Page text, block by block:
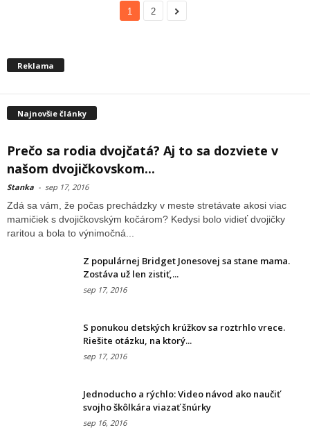
1 2
Reklama
Najnovšie články
Prečo sa rodia dvojčatá? Aj to sa dozviete v
našom dvojičkovskom...
Stanka - sep 17, 2016
Zdá sa vám, že počas prechádzky v meste stretávate akosi viac
mamičiek s dvojičkovským kočárom? Kedysi bolo vidieť dvojičky
raritou a bola to výnimočná...
Z populárnej Bridget Jonesovej sa stane mama.
Zostáva už len zistiť,...
sep 17, 2016
S ponukou detských krúžkov sa roztrhlo vrece.
Riešite otázku, na ktorý...
sep 17, 2016
Jednoducho a rýchlo: Video návod ako naučiť
svojho škôlkára viazať šnúrky
sep 16, 2016